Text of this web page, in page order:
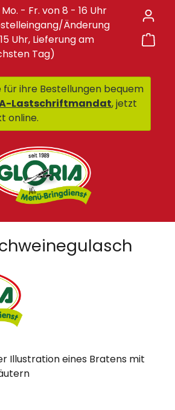
Mo. - Fr. von 8 - 16 Uhr
Änderung
Uhr, Lieferung am
Tag)
für ihre Bestellungen bequem
Lastschriftmandat, jetzt
online.